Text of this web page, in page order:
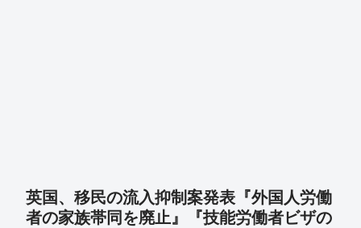
英国、移民の流入抑制案発表『外国人労働
者の家族帯同を廃止』『技能労働者ビザの